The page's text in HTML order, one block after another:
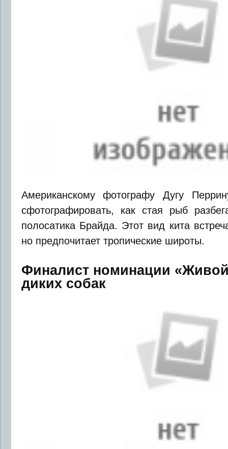
Американскому фотографу Дугу
сфотографировать, как стая рыб
полосатика Брайда. Этот вид кита
но предпочитает тропические широты.
Финалист номинации
диких собак